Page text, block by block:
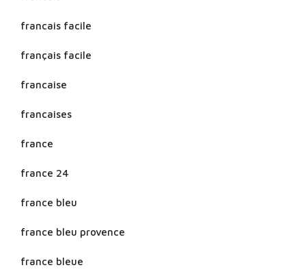
francais facile
français facile
francaise
francaises
france
france 24
france bleu
france bleu provence
france bleue